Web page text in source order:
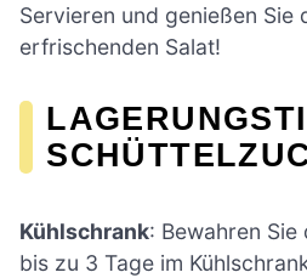
Servieren und genießen Sie
erfrischenden Salat!
Kühlschrank: Bewahren
bis zu 3 Tage im